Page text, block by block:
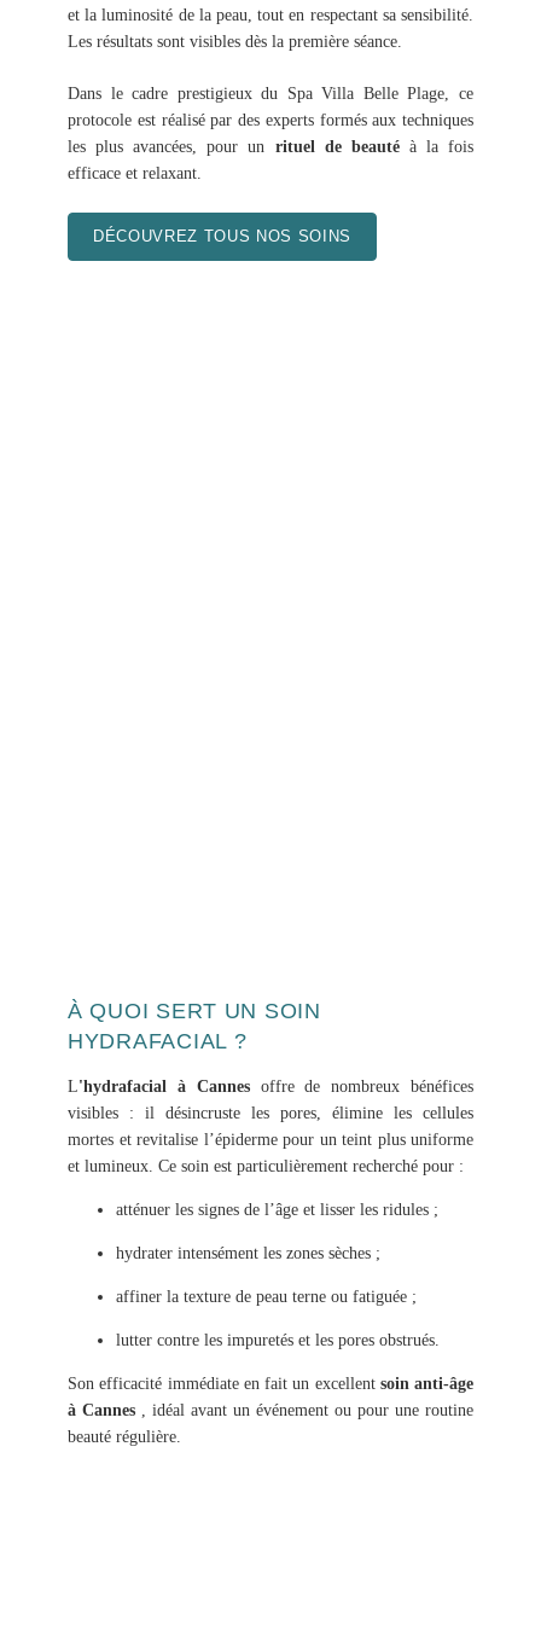
et la luminosité de la peau, tout en respectant sa sensibilité.
Les résultats sont visibles dès la première séance.
Dans le cadre prestigieux du Spa Villa Belle Plage, ce
protocole est réalisé par des experts formés aux techniques
les plus avancées, pour un rituel de beautéà la fois
efficace et relaxant.
DÉCOUVREZ TOUS NOS SOINS
À QUOI SERT UN SOIN
HYDRAFACIAL ?
L'hydrafacial à Cannesoffre de nombreux bénéfices
visibles : il désincruste les pores, élimine les cellules
mortes et revitalise l’épiderme pour un teint plus uniforme
et lumineux. Ce soin est particulièrement recherché pour :
atténuer les signes de l’âge et lisser les ridules ;
hydrater intensément les zones sèches ;
affiner la texture de peau terne ou fatiguée ;
lutter contre les impuretés et les pores obstrués.
Son efficacité immédiate en fait un excellent soin anti-âge
à Cannes , idéal avant un événement ou pour une routine
beauté régulière.